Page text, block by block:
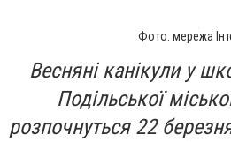
Фото: мережа
Весняні канікули у
Подільської
розпочнуться 22